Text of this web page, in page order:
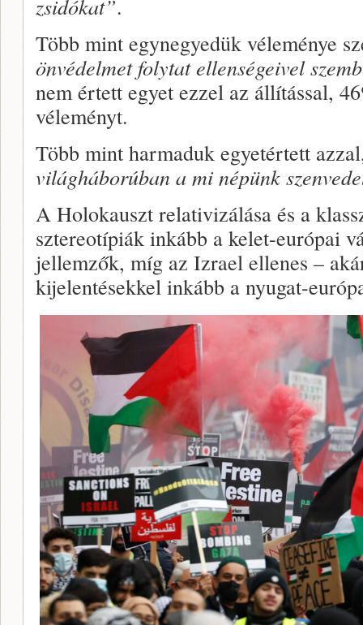
zsidókat”.
Több mint egynegyedük véleménye
önvédelmet folytat ellenségeivel
nem értett egyet ezzel az állítással,
véleményt.
Több mint harmaduk egyetértett
világháborúban a mi népünk
A Holokauszt relativizálása és a
sztereotípiák inkább a kelet-európai
jellemzők, míg az Izrael ellenes –
kijelentésekkel inkább a nyugat-